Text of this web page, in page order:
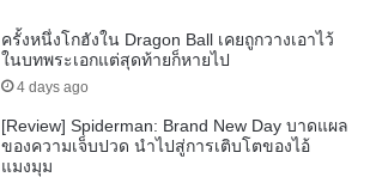
ครั้งหนึ่งโกฮังใน Dragon Ball เคยถูกวางเอาไว้
ในบทพระเอกแต่สุดท้ายก็หายไป
4 days ago
[Review] Spiderman: Brand New Day บาดแผล
ของความเจ็บปวด นำไปสู่การเติบโตของไอ้
แมงมุม